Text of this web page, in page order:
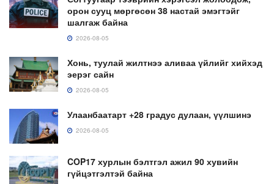
орон сууц мөргөсөн 38 настай эмэгтэйг
шалгаж байна
2026-08-05
Хонь, туулай жилтнээ аливаа үйлийг хийхэд
эерэг сайн
2026-08-05
Улаанбаатарт +28 градус дулаан, үүлшинэ
2026-08-05
COP17 хурлын бэлтгэл ажил 90 хувийн
гүйцэтгэлтэй байна